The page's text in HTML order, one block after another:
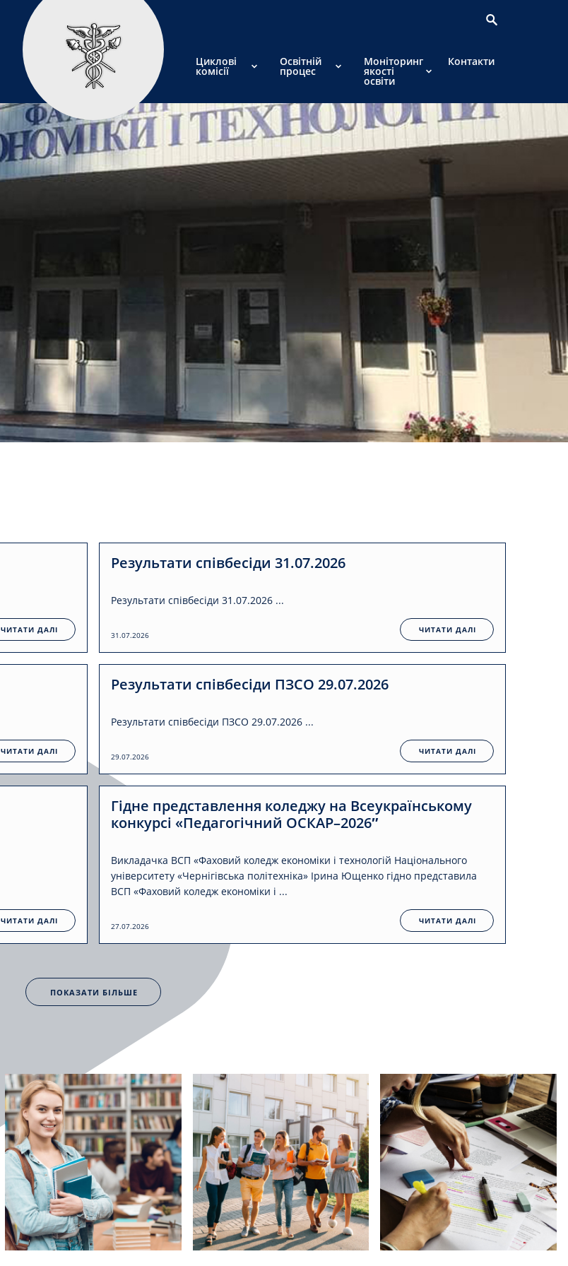
Циклові
комісії
Освітній
процес
Моніторинг
якості
освіти
Контакти
ЧИТАТИ ДАЛІ
Результати співбесіди 31.07.2026
Результати співбесіди 31.07.2026 ...
31.07.2026
ЧИТАТИ ДАЛІ
ЧИТАТИ ДАЛІ
Результати співбесіди ПЗСО 29.07.2026
Результати співбесіди ПЗСО 29.07.2026 ...
29.07.2026
ЧИТАТИ ДАЛІ
ЧИТАТИ ДАЛІ
Гідне представлення коледжу на Всеукраїнському
конкурсі «Педагогічний ОСКАР–2026″
Викладачка ВСП «Фаховий коледж економіки і технологій Національного
університету «Чернігівська політехніка» Ірина Ющенко гідно представила
ВСП «Фаховий коледж економіки і ...
27.07.2026
ЧИТАТИ ДАЛІ
ПОКАЗАТИ БІЛЬШЕ